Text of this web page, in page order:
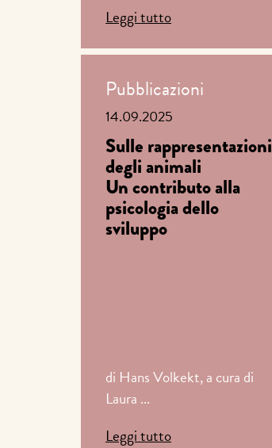
Leggi tutto
Pubblicazioni
14.09.2025
Sulle rappresentazioni
degli animali
Un contributo alla
psicologia dello
sviluppo
di Hans Volkekt, a cura di
Laura ...
Leggi tutto